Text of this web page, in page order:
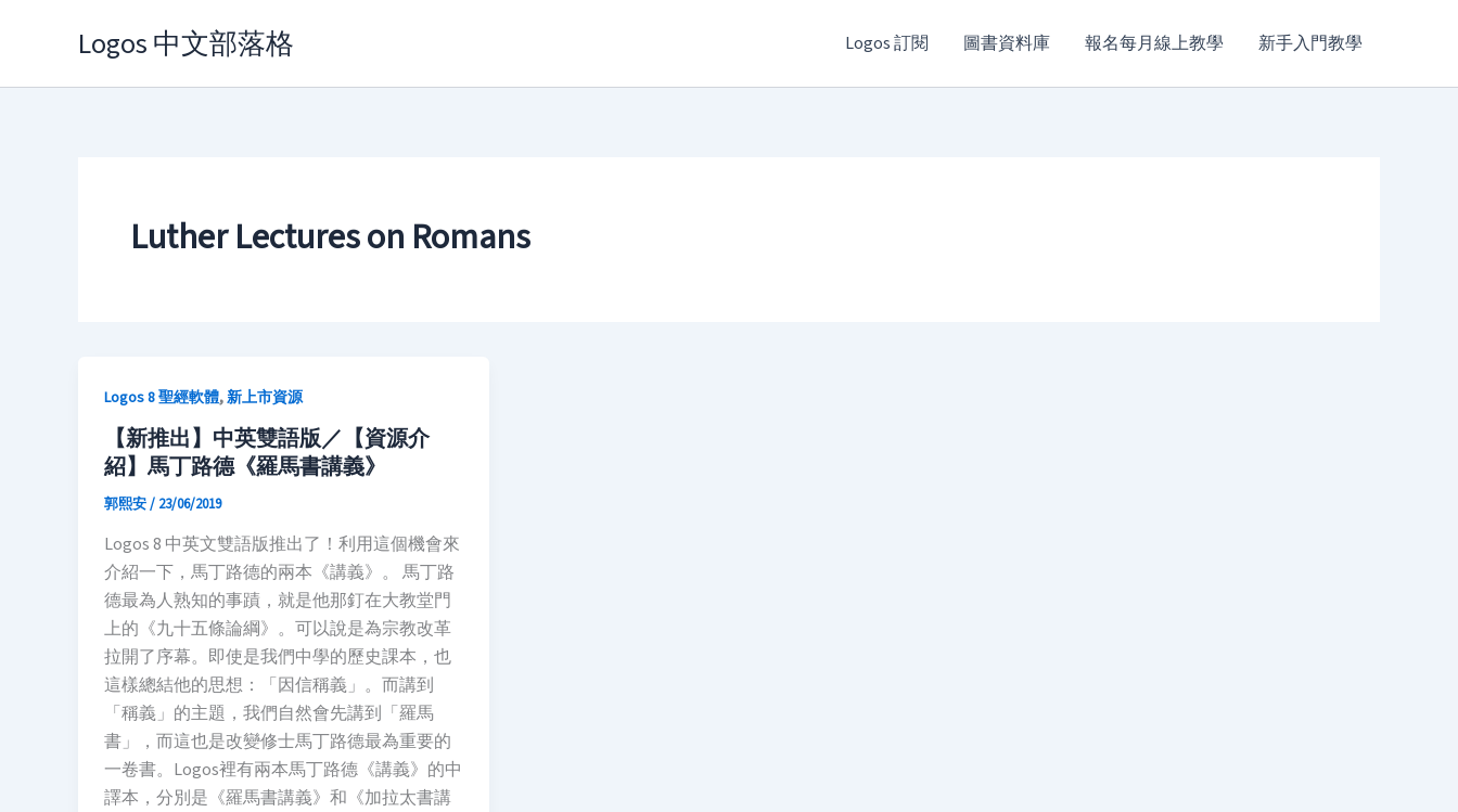
Logos 中文部落格 Logos 訂閱 圖書資料庫 報名每月線上教學 新手入門教學
Luther Lectures on Romans
Logos 8 聖經軟體,新上市資源
【新推出】中英雙語版／【資源介
紹】馬丁路德《羅馬書講義》
郭熙安/ 23/06/2019
Logos 8 中英文雙語版推出了！利用這個機會來
介紹一下，馬丁路德的兩本《講義》。 馬丁路
德最為人熟知的事蹟，就是他那釘在大教堂門
上的《九十五條論綱》。可以說是為宗教改革
拉開了序幕。即使是我們中學的歷史課本，也
這樣總結他的思想：「因信稱義」。而講到
「稱義」的主題，我們自然會先講到「羅馬
書」，而這也是改變修士馬丁路德最為重要的
一卷書。Logos裡有兩本馬丁路德《講義》的中
譯本，分別是《羅馬書講義》和《加拉太書講